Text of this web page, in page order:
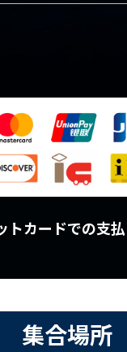
トカードでの支
集合場所